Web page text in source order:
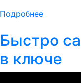
Подробнее
Быстро
в ключе